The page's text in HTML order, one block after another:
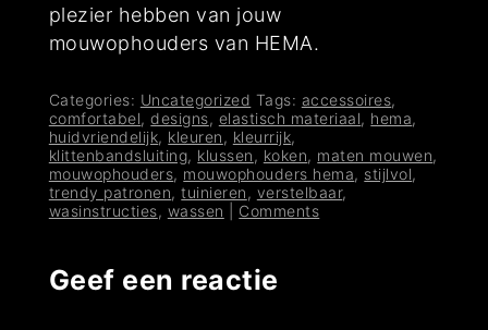
plezier hebben van jouw
mouwophouders van HEMA.
Categories: Uncategorized Tags: accessoires,
comfortabel,designs, elastisch materiaal, hema,
huidvriendelijk, kleuren , kleurrijk,
klittenbandsluiting, klussen , koken, maten mouwen,
mouwophouders, mouwophouders hema, stijlvol,
trendy patronen,tuinieren , verstelbaar,
wasinstructies, wassen Comments
Geef een reactie